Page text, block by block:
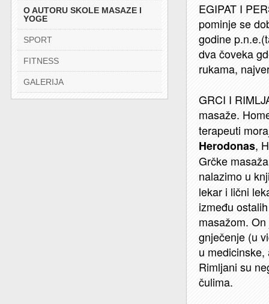
O AUTORU SKOLE MASAZE I
YOGE
SPORT
FITNESS
GALERIJA
EGIPAT I
pominje se
godine
dva čoveka
rukama,
GRCI I
masaže.
terapeuti
Herodonas,
Grčke
nalazimo u
lekar i lični
između
masažom.
gnječenje (u
u
Rimljani su
čulima.